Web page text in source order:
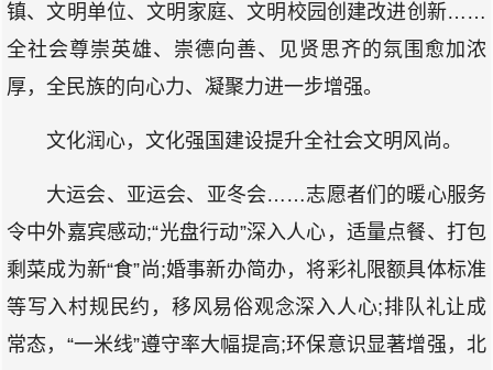
镇、文明单位、文明家庭、文明校园创建改进创新……
全社会尊崇英雄、崇德向善、见贤思齐的氛围愈加浓
厚，全民族的向心力、凝聚力进一步增强。
文化润心，文化强国建设提升全社会文明风尚。
大运会、亚运会、亚冬会……志愿者们的暖心服务
令中外嘉宾感动;“光盘行动”深入人心，适量点餐、打包
剩菜成为新“食”尚;婚事新办简办，将彩礼限额具体标准
等写入村规民约，移风易俗观念深入人心;排队礼让成
常态，“一米线”遵守率大幅提高;环保意识显著增强，北